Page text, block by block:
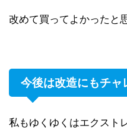
改めて買ってよかったと
今後は改造にもチャ
私もゆくゆくはエクスト